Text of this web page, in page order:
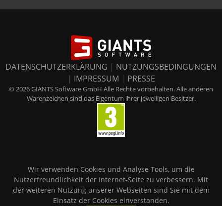
DATENSCHUTZERKLÄRUNG | NUTZUNGSBEDINGUNGEN
| IMPRESSUM | PRESSE
© 2026 GIANTS Software GmbH Alle Rechte vorbehalten. Alle anderen
Warenzeichen sind das Eigentum ihrer jeweiligen Besitzer.
Wir verwenden Cookies und Analyse Tools, um die
Nutzerfreundlichkeit der Internet-Seite zu verbessern. Mit
der weiteren Nutzung unserer Webseiten sind Sie mit dem
Einsatz der Cookies einverstanden.